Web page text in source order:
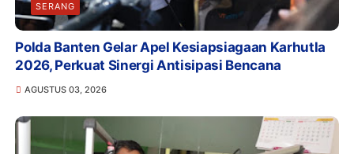
SERANG
Polda Banten Gelar Apel Kesiapsiagaan Karhutla
2026, Perkuat Sinergi Antisipasi Bencana
AGUSTUS 03, 2026